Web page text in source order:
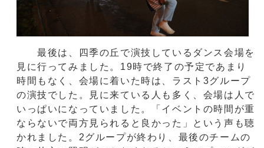
最後は、四季の丘で演技しているダンス会場を
見に行ってみました。19時で終了の予定であまり
時間もなく、会場に着いた時は、ラスト3グループ
の演技でした。見に来ている人も多く、会場は人で
いっぱいになっていました。「イベントの時間が重
ならないで両方見られると良かった」という声も聴
かれました。2グループが終わり、最後のチームの